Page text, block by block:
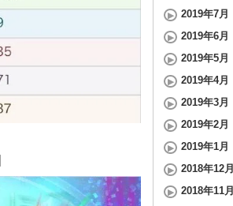
2019年7月
2019年6月
2019年5月
2019年4月
2019年3月
2019年2月
2019年1月
2018年12月
2018年11月